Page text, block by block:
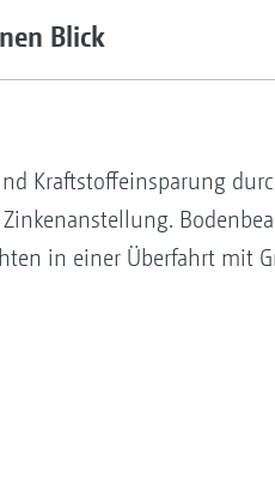
Blick
Kraftstoffeinsparung
in einer Überfahrt mit